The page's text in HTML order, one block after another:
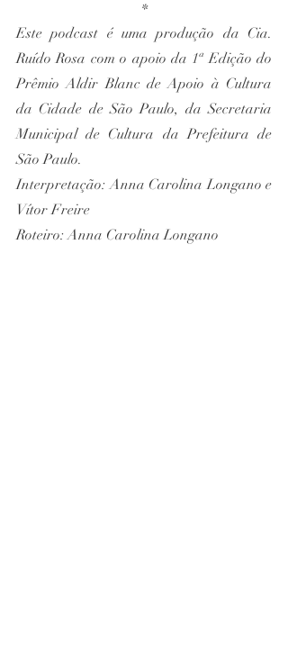
*
Este podcast é uma produção da Cia.
Ruído Rosa com o apoio da 1ª Edição do
Prêmio Aldir Blanc de Apoio à Cultura
da Cidade de São Paulo, da Secretaria
Municipal de Cultura da Prefeitura de
São Paulo.
Interpretação: Anna Carolina Longano e
Vítor Freire
Roteiro: Anna Carolina Longano